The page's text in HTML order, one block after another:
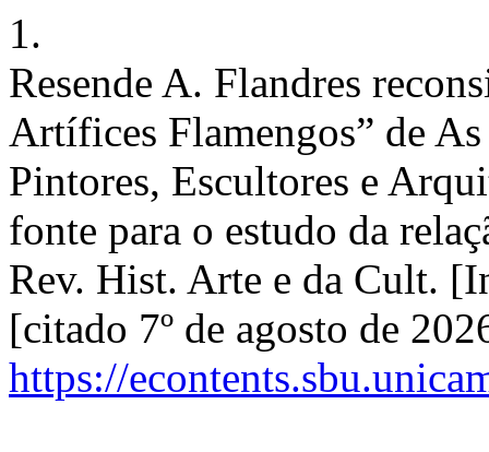
1.
Resende A. Flandres
Artífices Flamengos” de
Pintores, Escultores e
fonte para o estudo da
Rev. Hist. Arte e da Cult.
[citado 7º de agosto de
https://